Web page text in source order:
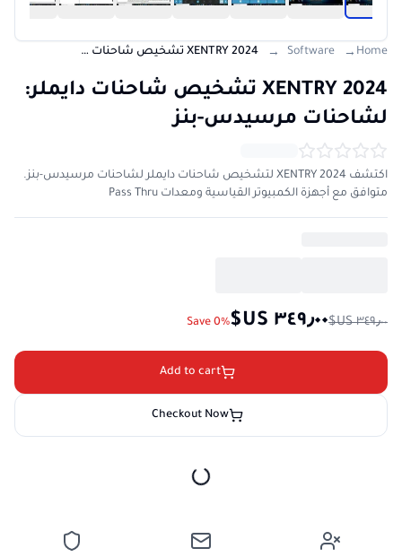
Home
→
Software
→ 2024 XENTRY تشخيص شاحنات دايملر: لشاحنات مرسيدس-بنز
2024 XENTRY تشخيص شاحنات دايملر:
لشاحنات مرسيدس-بنز
اكتشف XENTRY 2024 لتشخيص شاحنات دايملر لشاحنات مرسيدس-بنز.
متوافق مع أجهزة الكمبيوتر القياسية ومعدات Pass Thru
Save 0%
Add to cart
Checkout Now